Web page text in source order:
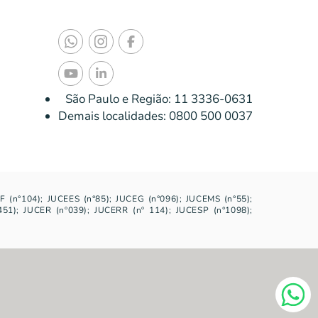
São Paulo e Região: 11 3336-0631
Demais localidades: 0800 500 0037
JUCEES (n°85); JUCEG (n°096); JUCEMS (n°55);
JUCER (nº039); JUCERR (nº 114); JUCESP (n°1098);